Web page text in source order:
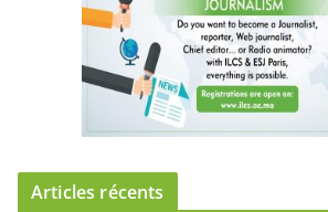
Articles récents